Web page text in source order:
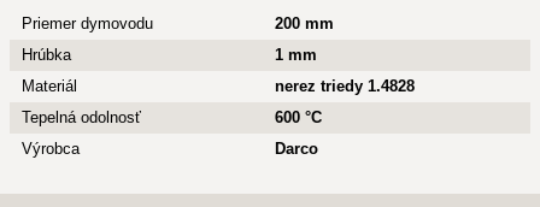
Priemer dymovodu
200 mm
Hrúbka
1 mm
Materiál
nerez triedy 1.4828
Tepelná odolnosť
600 °C
Výrobca
Darco